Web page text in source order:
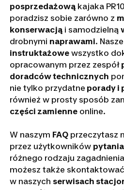
posprzedażową kajaka
poradzisz sobie zarówno z
konserwacją i samodzielną
drobnymi naprawami. Nasze
instruktażowe wszystko
opracowanym przez zespół
doradców technicznych
nie tylko przydatne porady i
również w prosty sposób
części zamienne online.
W naszym FAQ przeczytasz
przez użytkowników
różnego rodzaju
możesz także
w naszych serwisach